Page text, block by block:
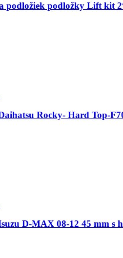
podložiek podložky Lift kit
Rocky- Hard Top-
D-MAX 08-12 45 mm s